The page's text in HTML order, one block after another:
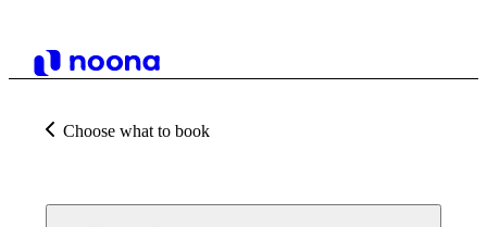
Choose what to book